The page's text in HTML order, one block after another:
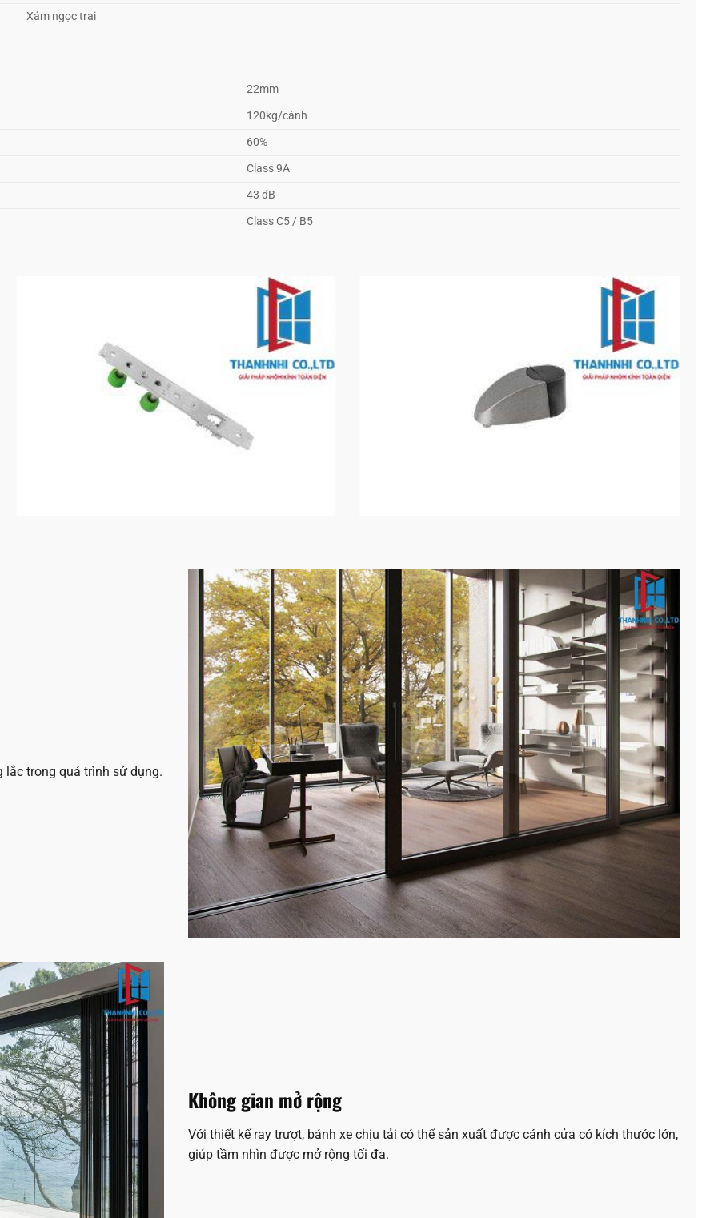
Xám ngọc trai
22mm
120kg/cánh
60%
Class 9A
43 dB
Class C5 / B5
lắc trong quá trình sử dụng.
Không gian mở rộng
Với thiết kế ray trượt, bánh xe chịu tải có thể sản xuất được cánh cửa có kích thước lớn,
giúp tầm nhìn được mở rộng tối đa.